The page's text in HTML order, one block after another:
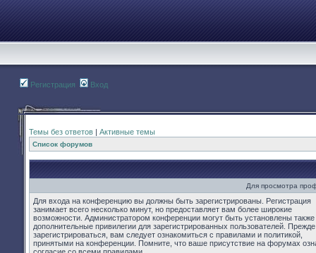
Регистрация Вход
Темы без ответов | Активные темы
Список форумов
Для просмотра
Для входа на конференцию вы должны быть зарегистрированы. Регистрация
занимает всего несколько минут, но предоставляет вам более широкие
возможности. Администратором конференции могут быть установлены также
дополнительные привилегии для зарегистрированных пользователей.
зарегистрироваться, вам следует ознакомиться с правилами и политикой,
принятыми на конференции. Помните, что ваше присутствие на форумах